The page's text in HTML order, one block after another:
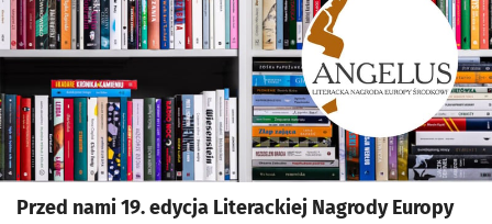
Przed nami 19. edycja Literackiej Nagrody Europy